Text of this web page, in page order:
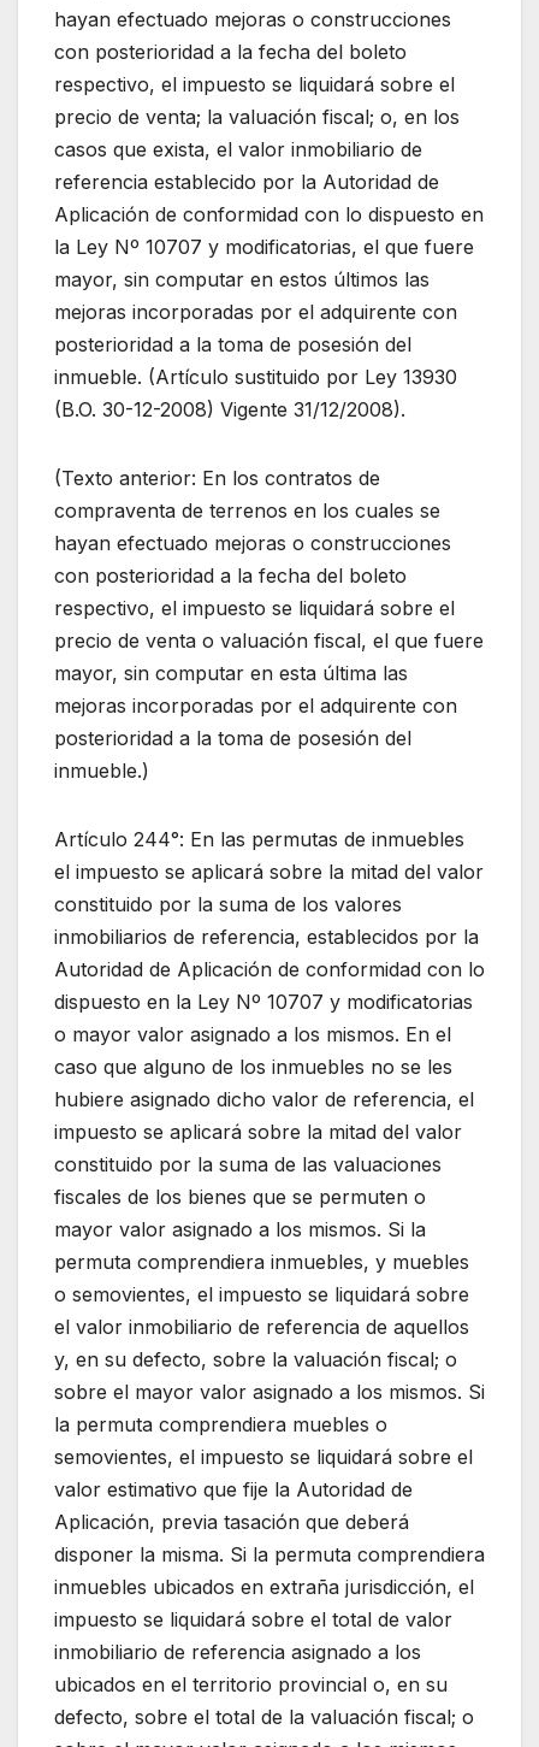
hayan efectuado mejoras o construcciones
con posterioridad a la fecha del boleto
respectivo, el impuesto se liquidará sobre el
precio de venta; la valuación fiscal; o, en los
casos que exista, el valor inmobiliario de
referencia establecido por la Autoridad de
Aplicación de conformidad con lo dispuesto en
la Ley Nº 10707 y modificatorias, el que fuere
mayor, sin computar en estos últimos las
mejoras incorporadas por el adquirente con
posterioridad a la toma de posesión del
inmueble. (Artículo sustituido por Ley 13930
(B.O. 30-12-2008) Vigente 31/12/2008).
(Texto anterior: En los contratos de
compraventa de terrenos en los cuales se
hayan efectuado mejoras o construcciones
con posterioridad a la fecha del boleto
respectivo, el impuesto se liquidará sobre el
precio de venta o valuación fiscal, el que fuere
mayor, sin computar en esta última las
mejoras incorporadas por el adquirente con
posterioridad a la toma de posesión del
inmueble.)
Artículo 244°: En las permutas de inmuebles
el impuesto se aplicará sobre la mitad del valor
constituido por la suma de los valores
inmobiliarios de referencia, establecidos por la
Autoridad de Aplicación de conformidad con lo
dispuesto en la Ley Nº 10707 y modificatorias
o mayor valor asignado a los mismos. En el
caso que alguno de los inmuebles no se les
hubiere asignado dicho valor de referencia, el
impuesto se aplicará sobre la mitad del valor
constituido por la suma de las valuaciones
fiscales de los bienes que se permuten o
mayor valor asignado a los mismos. Si la
permuta comprendiera inmuebles, y muebles
o semovientes, el impuesto se liquidará sobre
el valor inmobiliario de referencia de aquellos
y, en su defecto, sobre la valuación fiscal; o
sobre el mayor valor asignado a los mismos. Si
la permuta comprendiera muebles o
semovientes, el impuesto se liquidará sobre el
valor estimativo que fije la Autoridad de
Aplicación, previa tasación que deberá
disponer la misma. Si la permuta comprendiera
inmuebles ubicados en extraña jurisdicción, el
impuesto se liquidará sobre el total de valor
inmobiliario de referencia asignado a los
ubicados en el territorio provincial o, en su
defecto, sobre el total de la valuación fiscal; o